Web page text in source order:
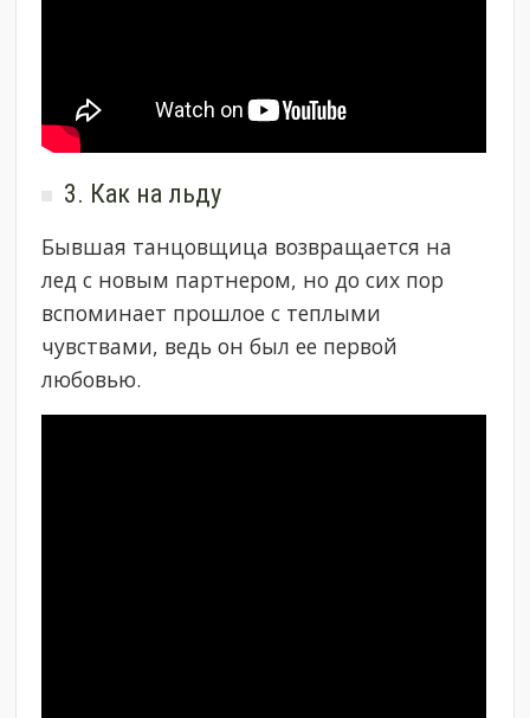
3. Как на льду
Бывшая танцовщица возвращается на
лед с новым партнером, но до сих пор
вспоминает прошлое с теплыми
чувствами, ведь он был ее первой
любовью.